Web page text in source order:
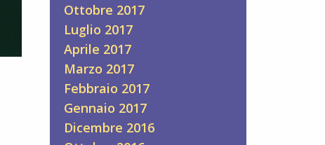
Ottobre 2017
Luglio 2017
Aprile 2017
Marzo 2017
Febbraio 2017
Gennaio 2017
Dicembre 2016